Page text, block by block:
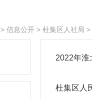
> 信息公开 > 杜集区人社局 >
2022年淮
杜集区人